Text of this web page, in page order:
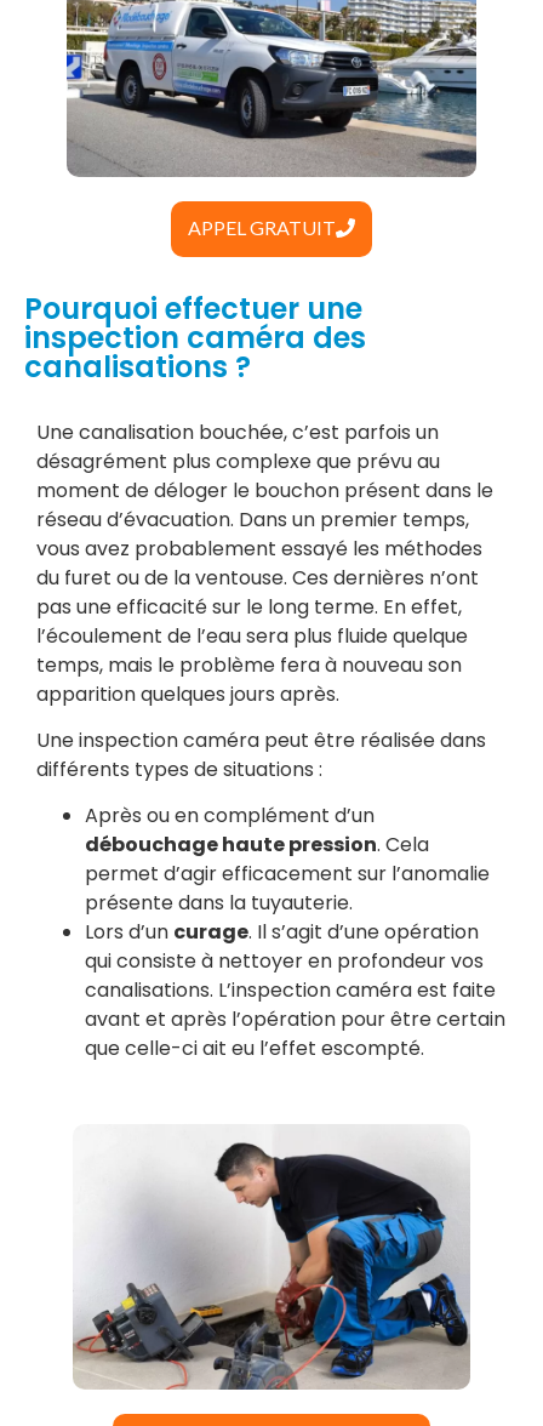
APPEL GRATUIT
Pourquoi effectuer une
inspection caméra des
canalisations ?
Une canalisation bouchée, c’est parfois un
désagrément plus complexe que prévu au
moment de déloger le bouchon présent dans le
réseau d’évacuation. Dans un premier temps,
vous avez probablement essayé les méthodes
du furet ou de la ventouse. Ces dernières n’ont
pas une efficacité sur le long terme. En effet,
l’écoulement de l’eau sera plus fluide quelque
temps, mais le problème fera à nouveau son
apparition quelques jours après.
Une inspection caméra peut être réalisée dans
différents types de situations :
Après ou en complément d’un
débouchage haute pression. Cela
permet d’agir efficacement sur l’anomalie
présente dans la tuyauterie.
Lors d’un curage. Il s’agit d’une opération
qui consiste à nettoyer en profondeur vos
canalisations. L’inspection caméra est faite
avant et après l’opération pour être certain
que celle-ci ait eu l’effet escompté.